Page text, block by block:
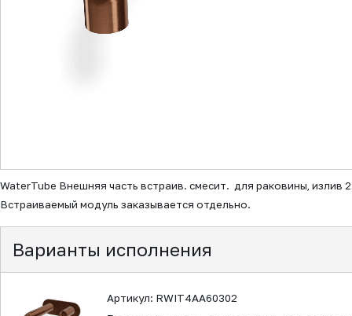
WaterTube Внешняя часть встраив. смесит. для раковины, излив
Встраиваемый модуль заказывается отдельно.
Варианты исполнения
Артикул: RWIT4AA60302